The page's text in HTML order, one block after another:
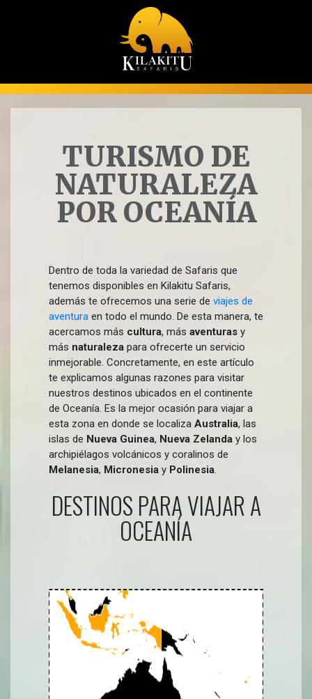
TURISMO DE
NATURALEZA
POR OCEANÍA
Dentro de toda la variedad de Safaris que
tenemos disponibles en Kilakitu Safaris,
además te ofrecemos una serie de viajes de
aventura en todo el mundo. De esta manera, te
acercamos más cultura, más aventuras y
más naturaleza para ofrecerte un servicio
inmejorable. Concretamente, en este artículo
te explicamos algunas razones para visitar
nuestros destinos ubicados en el continente
de Oceanía. Es la mejor ocasión para viajar a
esta zona en donde se localiza Australia, las
islas de Nueva Guinea, Nueva Zelanda y los
archipiélagos volcánicos y coralinos de
Melanesia, Micronesia y Polinesia.
DESTINOS PARA VIAJAR A
OCEANÍA